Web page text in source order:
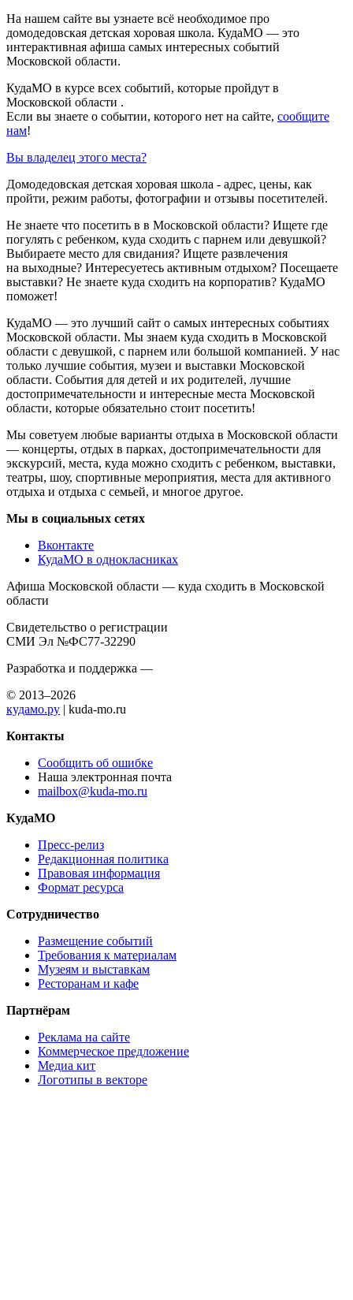
На нашем сайте вы узнаете всё необходимое про
домодедовская детская хоровая школа. КудаМО — это
интерактивная афиша самых интересных событий
Московской области.
КудаМО в курсе всех событий, которые пройдут в
Московской области .
Если вы знаете о событии, которого нет на сайте, сообщите
нам!
Вы владелец этого места?
Домодедовская детская хоровая школа - адрес, цены, как
пройти, режим работы, фотографии и отзывы посетителей.
Не знаете что посетить в в Московской области? Ищете где
погулять с ребенком, куда сходить с парнем или девушкой?
Выбираете место для свидания? Ищете развлечения
на выходные? Интересуетесь активным отдыхом? Посещаете
выставки? Не знаете куда сходить на корпоратив? КудаМО
поможет!
КудаМО — это лучший сайт о самых интересных событиях
Московской области. Мы знаем куда сходить в Московской
области с девушкой, с парнем или большой компанией. У нас
только лучшие события, музеи и выставки Московской
области. События для детей и их родителей, лучшие
достопримечательности и интересные места Московской
области, которые обязательно стоит посетить!
Мы советуем любые варианты отдыха в Московской области
— концерты, отдых в парках, достопримечательности для
экскурсий, места, куда можно сходить с ребенком, выставки,
театры, шоу, спортивные мероприятия, места для активного
отдыха и отдыха с семьей, и многое другое.
Мы в социальных сетях
Вконтакте
КудаМО в однокласниках
Афиша Московской области — куда сходить в Московской
области
Свидетельство о регистрации
СМИ Эл №ФС77-32290
Разработка и поддержка —
© 2013–2026
кудамо.ру | kuda-mo.ru
Контакты
Сообщить об ошибке
Наша электронная почта
mailbox@kuda-mo.ru
КудаМО
Пресс-релиз
Редакционная политика
Правовая информация
Формат ресурса
Сотрудничество
Размещение событий
Требования к материалам
Музеям и выставкам
Ресторанам и кафе
Партнёрам
Реклама на сайте
Коммерческое предложение
Медиа кит
Логотипы в векторе